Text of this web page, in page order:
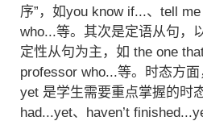
序”，如you know if...、tell
who...等。其次是定语从句，
定性从句为主，如 the one
professor who...等。时态方
yet 是学生需要重点掌握的时
had...yet、haven’t